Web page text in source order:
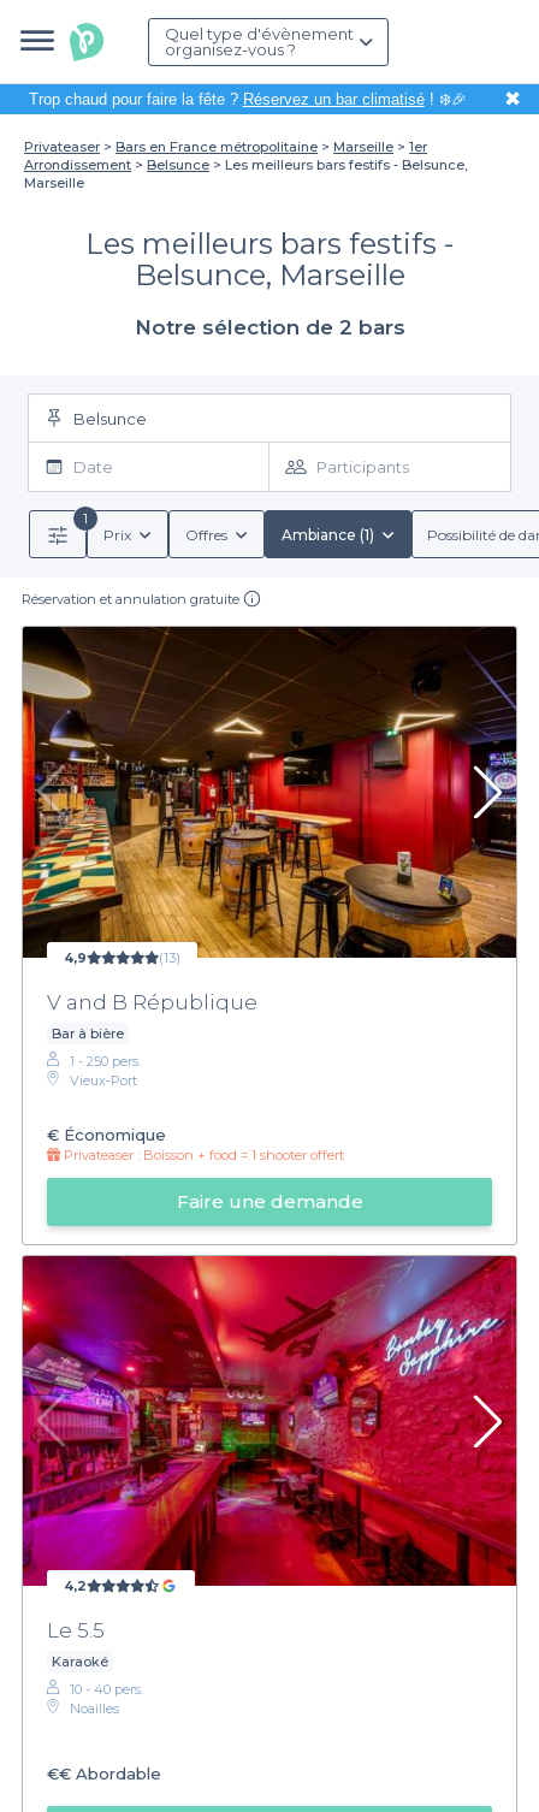
Quel type d'évènement
organisez-vous ?
Trop chaud pour faire la fête ? Réservez un bar climatisé! ❄️🎉 ✖
Privateaser Bars en France métropolitaine Marseille
1er
Arrondissement
Belsunce
Les meilleurs bars festifs - Belsunce,
Marseille
Les meilleurs bars festifs -
Belsunce, Marseille
Notre sélection de 2 bars
Belsunce
Date Participants
1
Prix
Offres Ambiance (1) Possibilité de
Réservation et annulation gratuite
4,9 (13)
V and B République
Bar à bière
1 - 250 pers.
Vieux-Port
€ Économique
Privateaser : Boisson + food = 1 shooter offert
Faire une demande
4,2
Le 5.5
Karaoké
10 - 40 pers.
Noailles
€€ Abordable